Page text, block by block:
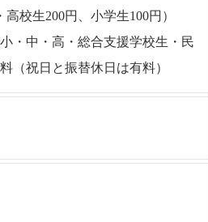
校生200円、小学生100円）
・中・高・総合支援学校生・民
（祝日と振替休日は有料）